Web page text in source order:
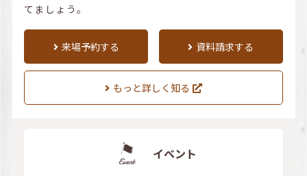
てましょう。
来場予約する 資料請求する
もっと詳しく知る
イベント